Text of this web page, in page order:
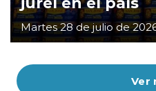
Ver
Martes 28 de julio de